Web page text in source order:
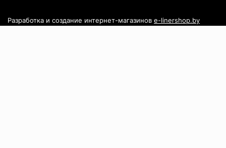
Разработка и создание интернет-магазинов e-linershop.by